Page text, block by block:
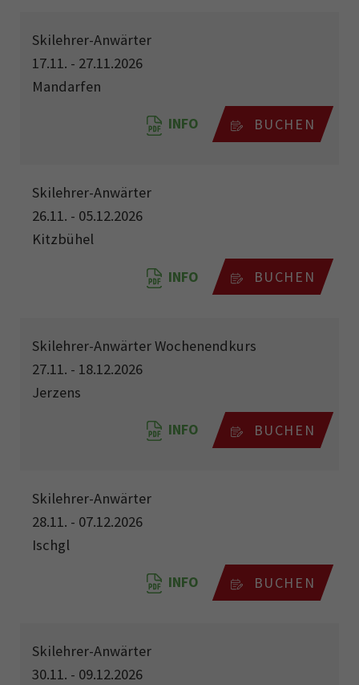
Skilehrer-Anwärter
17.11. - 27.11.2026
Mandarfen
INFO BUCHEN
Skilehrer-Anwärter
26.11. - 05.12.2026
Kitzbühel
INFO BUCHEN
Skilehrer-Anwärter Wochenendkurs
27.11. - 18.12.2026
Jerzens
INFO BUCHEN
Skilehrer-Anwärter
28.11. - 07.12.2026
Ischgl
INFO BUCHEN
Skilehrer-Anwärter
30.11. - 09.12.2026